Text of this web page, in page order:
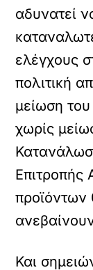
αδυνατεί
ελέγχους
πολιτική
μείωση
χωρίς
Επιτροπής
προϊόντων
Και